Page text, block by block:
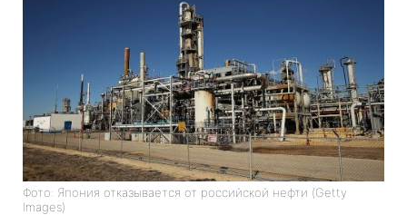
Фото: Япония отказывается от российской нефти (Getty
Images)